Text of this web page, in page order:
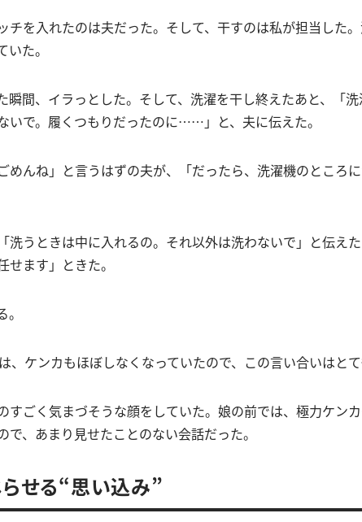
チを入れたのは夫だった。そして、干すのは私が担当した
た。
瞬間、イラっとした。そして、洗濯を干し終えたあと、「
いで。履くつもりだったのに……」と、夫に伝えた。
めんね」と言うはずの夫が、「だったら、洗濯機のところ
洗うときは中に入れるの。それ以外は洗わないで」と伝え
ます」ときた。
、ケンカもほぼしなくなっていたので、この言い合いはとて
すごく気まづそうな顔をしていた。娘の前では、極力ケン
で、あまり見せたことのない会話だった。
せる“思い込み”